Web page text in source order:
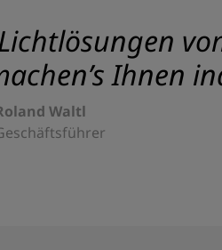
Ihnen
Waltl